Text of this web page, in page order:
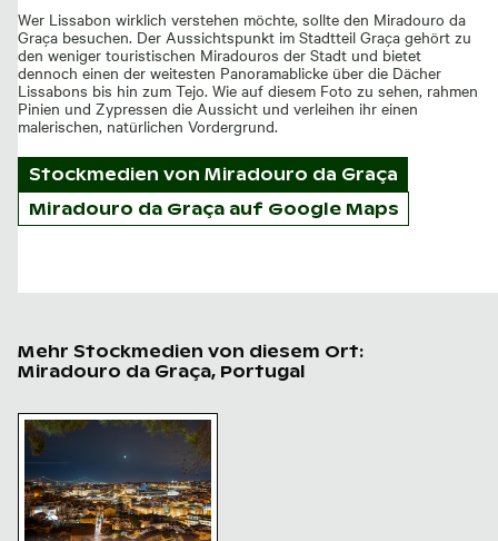
Wer Lissabon wirklich verstehen möchte, sollte den Miradouro da
Graça besuchen. Der Aussichtspunkt im Stadtteil Graça gehört zu
den weniger touristischen Miradouros der Stadt und bietet
dennoch einen der weitesten Panoramablicke über die Dächer
Lissabons bis hin zum Tejo. Wie auf diesem Foto zu sehen, rahmen
Pinien und Zypressen die Aussicht und verleihen ihr einen
malerischen, natürlichen Vordergrund.
Stockmedien von Miradouro da Graça
Miradouro da Graça auf Google Maps
Mehr Stockmedien von diesem Ort:
Miradouro da Graça, Portugal
Nachtansicht von Lissabon mit Aussichtspunkt